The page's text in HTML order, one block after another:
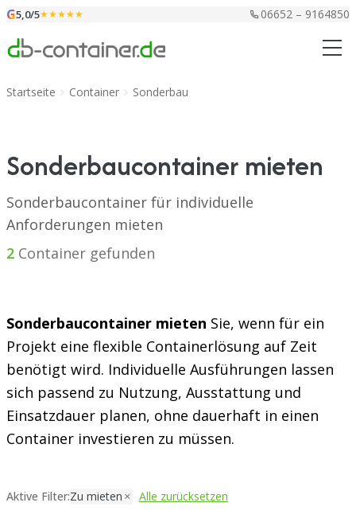
Zum Inhalt springen
G5,0/5★★★★★ 06652 – 9164850
Startseite Container Sonderbau
Sonderbaucontainer mieten
Sonderbaucontainer für individuelle
Anforderungen mieten
2 Container gefunden
Sonderbaucontainer mieten Sie, wenn für ein
Projekt eine flexible Containerlösung auf Zeit
benötigt wird. Individuelle Ausführungen lassen
sich passend zu Nutzung, Ausstattung und
Einsatzdauer planen, ohne dauerhaft in einen
Container investieren zu müssen.
Aktive Filter:Zu mieten Alle zurücksetzen